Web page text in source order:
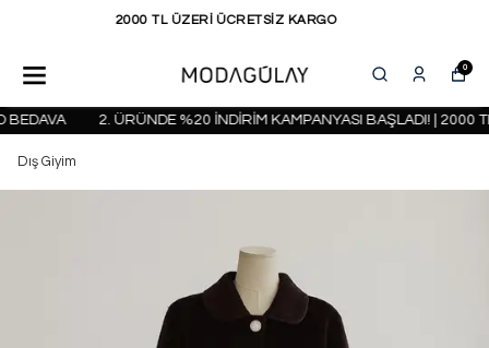
KAPIDA ÖDEME SEÇENEĞİ
0
2. ÜRÜNDE %20 İNDİRİM KAMPANYASI BAŞLADI! | 2000 TL
Dış Giyim